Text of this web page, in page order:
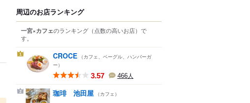
周辺のお店ランキング
一宮×カフェのランキング （点数の高いお店） で
す。
1 CROCE （カフェ、ベーグル、ハンバーガ
ー）
3.57 466人
2 珈琲 池田屋 （カフェ）